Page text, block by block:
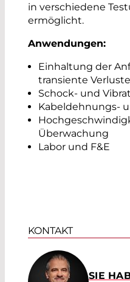
in verschiedene
ermöglicht.
Anwendungen:
Einhaltung der
transiente Verluste
Schock- und
Kabeldehnungs-
Überwachung
Labor und F&E
KONTAKT
SIE